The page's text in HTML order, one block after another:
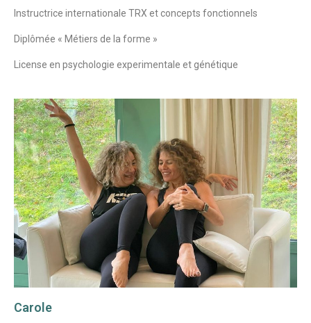
Instructrice internationale TRX et concepts fonctionnels
Diplômée « Métiers de la forme »
License en psychologie experimentale et génétique
Carole